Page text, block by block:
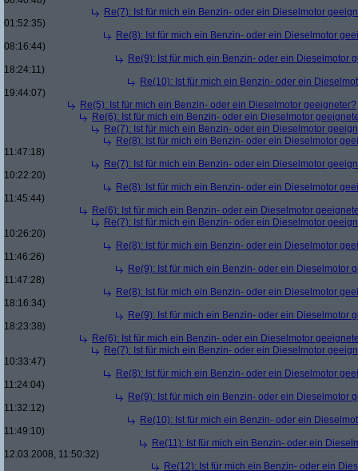
Re(7): Ist für mich ein Benzin- oder ein Dieselmotor
01:52:35)
Re(8): Ist für mich ein Benzin- oder ein Dieselmotor
08:16:44)
Re(9): Ist für mich ein Benzin- oder ein Dieselmotor
18:24:11)
Re(10): Ist für mich ein Benzin- oder ein
19:44:07)
Re(5): Ist für mich ein Benzin- oder ein Dieselmotor geeigneter?
Re(6): Ist für mich ein Benzin- oder ein Dieselmotor
Re(7): Ist für mich ein Benzin- oder ein Dieselmotor
Re(8): Ist für mich ein Benzin- oder ein Dieselmotor
11:47:18)
Re(7): Ist für mich ein Benzin- oder ein Dieselmotor
10:22:20)
Re(8): Ist für mich ein Benzin- oder ein Dieselmotor
11:45:44)
Re(6): Ist für mich ein Benzin- oder ein Dieselmotor
Re(7): Ist für mich ein Benzin- oder ein Dieselmotor
10:26:20)
Re(8): Ist für mich ein Benzin- oder ein Dieselmotor
11:46:26)
Re(9): Ist für mich ein Benzin- oder ein Dieselmotor
11:47:28)
Re(8): Ist für mich ein Benzin- oder ein Dieselmotor
18:16:34)
Re(9): Ist für mich ein Benzin- oder ein Dieselmotor
18:23:38)
Re(6): Ist für mich ein Benzin- oder ein Dieselmotor
Re(7): Ist für mich ein Benzin- oder ein Dieselmotor
10:33:47)
Re(8): Ist für mich ein Benzin- oder ein Dieselmotor
11:24:04)
Re(9): Ist für mich ein Benzin- oder ein Dieselmotor
11:32:12)
Re(10): Ist für mich ein Benzin- oder ein
11:49:10)
Re(11): Ist für mich ein Benzin- oder ein
12.03.2008, 11:50:32)
Re(12): Ist für mich ein Benzin- oder ein